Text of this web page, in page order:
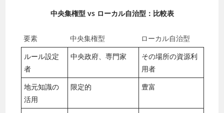
中央集権型 vs ローカル自治型：比較表
要素 中央集権型
ローカル自治型
ルール設定
者
中央政府、専門家
その場所の資源利
用者
地元知識の
活用
限定的 豊富